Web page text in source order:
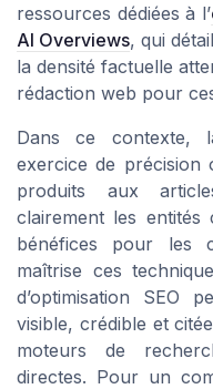
ressources dédiées à l’
AI Overviews, qui
la densité factuelle
rédaction web pour
Dans ce contexte,
exercice de précision
produits aux
clairement les
bénéfices pour les
maîtrise ces
d’optimisation SEO
visible, crédible et
moteurs de
directes. Pour un